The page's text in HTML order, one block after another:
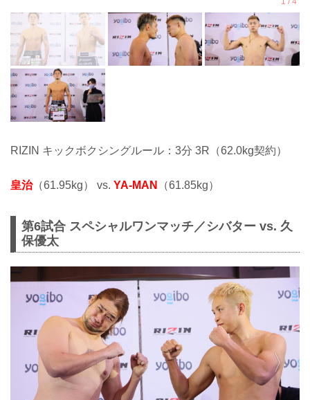
RIZIN キックボクシングルール：3分 3R（62.0kg契約）
皇治（61.95kg） vs. YA-MAN （61.85kg）
第6試合 スペシャルワンマッチ／シバター vs. 久
保優太